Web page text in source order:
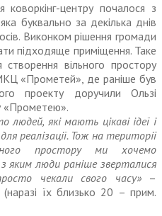
коворкінг-центру почалося з
буквально за декілька днів
Виконком рішення громади
підходяще приміщення. Таке
вільного простору
«Прометей», де раніше був
проекту доручили Ользі
«Прометею».
які мають цікаві ідеї і
реалізації. Тож на території
простору ми хочемо
яким люди раніше зверталися
чекали свого часу»–
їх близько 20 – прим.